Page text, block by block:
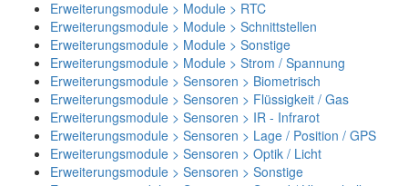
Erweiterungsmodule > Module > RTC
Erweiterungsmodule > Module > Schnittstellen
Erweiterungsmodule > Module > Sonstige
Erweiterungsmodule > Module > Strom / Spannung
Erweiterungsmodule > Sensoren > Biometrisch
Erweiterungsmodule > Sensoren > Flüssigkeit / Gas
Erweiterungsmodule > Sensoren > IR - Infrarot
Erweiterungsmodule > Sensoren > Lage / Position / GPS
Erweiterungsmodule > Sensoren > Optik / Licht
Erweiterungsmodule > Sensoren > Sonstige